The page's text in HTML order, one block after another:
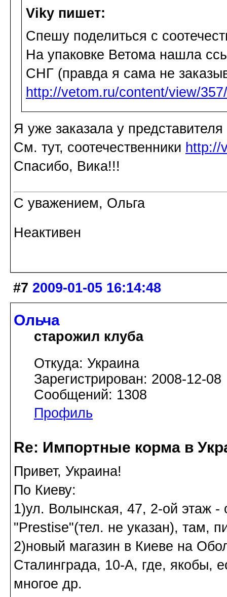
Viky пишет:
Спешу поделиться с
На упаковке Ветома нашла
СНГ (правда я сама не
http://vetom.ru/content/view/
Я уже заказала у
См. тут, соотечественники http://
Спасибо, Вика!!!
С уважением, Ольга
Неактивен
#7 2009-01-05 16:14:48
Ольча
старожил клуба
Откуда: Украина
Зарегистрирован: 2008-12-08
Сообщений: 1308
Профиль
Re: Импортные корма в
Привет, Украина!
По Киеву:
1)ул. Волынская, 47, 2-ой этаж
"Prestise"(тел. не указан), там,
2)новый магазин в Киеве на
Сталинграда, 10-А, где, якобы,
многое др.